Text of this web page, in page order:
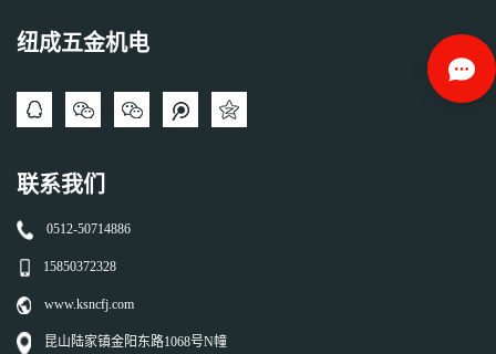
纽成五金机电
联系我们
0512-50714886
15850372328
www.ksncfj.com
昆山陆家镇金阳东路1068号N幢